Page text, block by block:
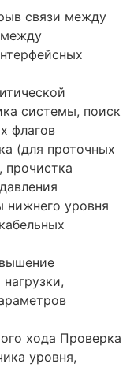
связи между
системы, поиск
флагов
(для проточных
прочистка
нижнего уровня
хода Проверка
уровня,